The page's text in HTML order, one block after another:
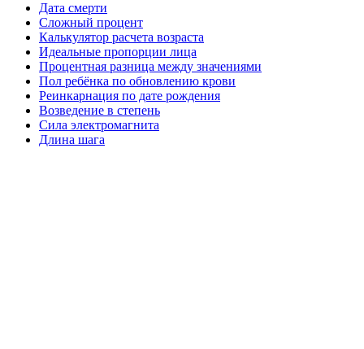
Дата смерти
Сложный процент
Калькулятор расчета возраста
Идеальные пропорции лица
Процентная разница между значениями
Пол ребёнка по обновлению крови
Реинкарнация по дате рождения
Возведение в степень
Сила электромагнита
Длина шага